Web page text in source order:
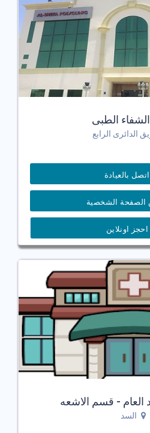
الطبى
الدائرى الرابع
اتصل بالعيادة
الشخصية
احجز اونلاين
- قسم الاشعه
السد